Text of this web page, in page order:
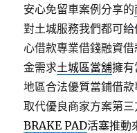
安心免留車案例分享的
對土城服務我們都可
心借款專業借錢融資
金需求土城區當舖擁
地區合法優質當鋪借款
取代優良商家方案第
BRAKE PAD活塞推動